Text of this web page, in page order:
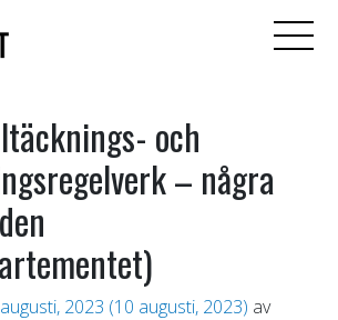
och
– några
2023 (10 augusti, 2023) av